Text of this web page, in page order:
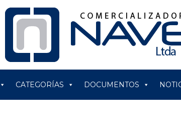
CATEGORÍAS DOCUMENTOS